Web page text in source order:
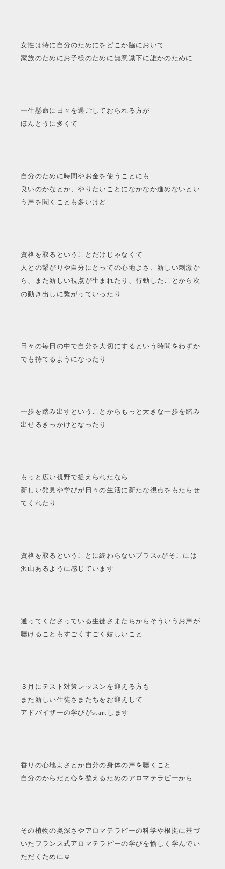
女性は特に自分のためにをどこか脇において
家族のためにお子様のために無意識下に誰かのために
一生懸命に日々を過ごしておられる方が
ほんとうに多くて
自分のために時間やお金を使うことにも
良いのかなとか、やりたいことになかなか進めないとい
う声を聞くことも多いけど
資格を取るということだけじゃなくて
人との繋がりや自分にとっての心地よさ、新しい刺激か
ら、また新しい視点が生まれたり、行動したことから次
の動き出しに繋がっていったり
日々の毎日の中で自分を大切にするという時間をわずか
でも持てるようになったり
一歩を踏み出すということからもっと大きな一歩を踏み
出せるきっかけとなったり
もっと広い視野で捉えられたなら
新しい発見や学びが日々の生活に新たな視点をもたらせ
てくれたり
資格を取るということに終わらないプラスαがそこには
沢山あるように感じています
通ってくださっている生徒さまたちからそういうお声が
聴けることもすごくすごく嬉しいこと
３月にテスト対策レッスンを迎える方も
また新しい生徒さまたちをお迎えして
アドバイザーの学びがstartします
香りの心地よさとか自分の身体の声を聴くこと
自分のからだと心を整えるためのアロマテラピーから
その植物の奥深さやアロマテラピーの科学や根拠に基づ
いたフランス式アロマテラピーの学びを愉しく学んでい
ただくために☺︎